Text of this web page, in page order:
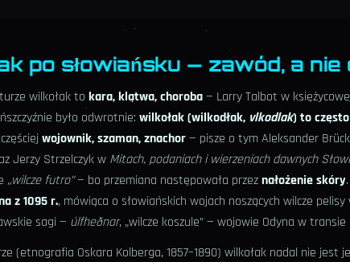
po słowiańsku — zawód, a
wilkołak to kara, klątwa, choroba— Larry Talbot w
było odwrotnie: wilkołak (wilkodłak, vlkodlak) to
wojownik, szaman, znachor— pisze o tym Aleksander
Jerzy Strzelczyk w Mitach, podaniach i wierzeniach dawnych
„wilcze futro”— bo przemiana następowała przeznałożenie skóry
z 1095 r., mówiąca o słowiańskich wojach noszących wilcze
sagi — úlfheðnar, „wilcze koszule” — wojowie Odyna w transie
(etnografia Oskara Kolberga, 1857–1890) wilkołak nadal nie jest